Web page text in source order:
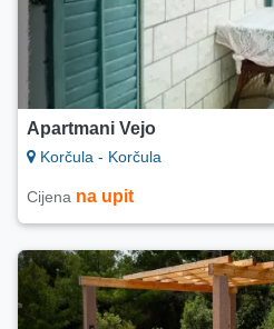
Apartmani Vejo
Korčula - Korčula
Cijena na upit